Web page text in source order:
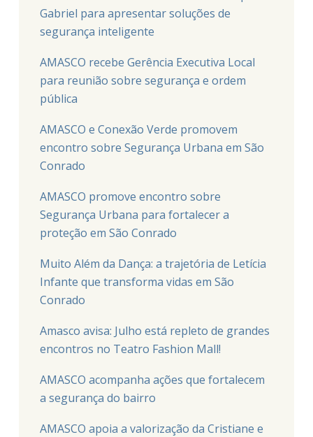
Gabriel para apresentar soluções de
segurança inteligente
AMASCO recebe Gerência Executiva Local
para reunião sobre segurança e ordem
pública
AMASCO e Conexão Verde promovem
encontro sobre Segurança Urbana em São
Conrado
AMASCO promove encontro sobre
Segurança Urbana para fortalecer a
proteção em São Conrado
Muito Além da Dança: a trajetória de Letícia
Infante que transforma vidas em São
Conrado
Amasco avisa: Julho está repleto de grandes
encontros no Teatro Fashion Mall!
AMASCO acompanha ações que fortalecem
a segurança do bairro
AMASCO apoia a valorização da Cristiane e